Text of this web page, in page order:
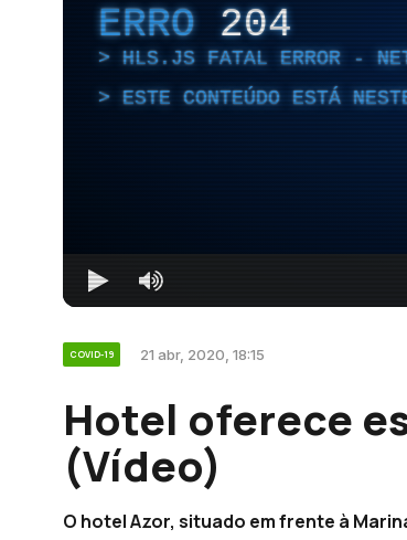
ERRO 204
HLS.JS FATAL ERROR -
ESTE CONTEÚDO ESTÁ
COVID-19 21 abr, 2020, 18:15
Hotel oferece
(Vídeo)
O hotel Azor, situado em frente à